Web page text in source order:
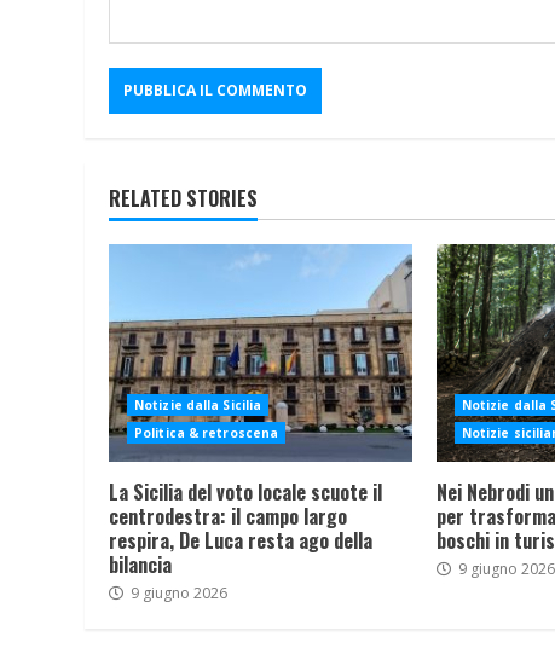
RELATED STORIES
Notizie dalla Sicilia
Politica & retroscena
La Sicilia del voto locale scuote il
centrodestra: il campo largo
respira, De Luca resta ago della
bilancia
9 giugno 2026
Notizie dalla
Notizie
Nei Nebrodi
per
boschi in
9 giugno 2026